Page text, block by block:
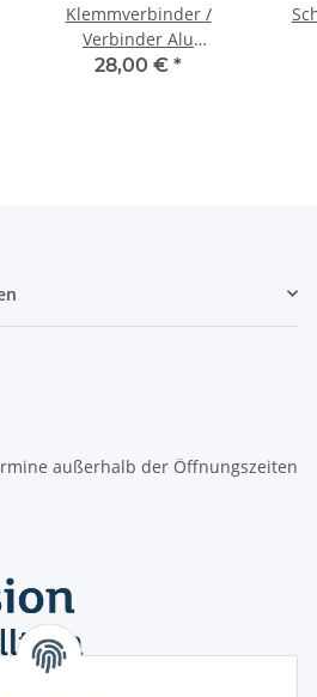
Klemmverbinder /
Verbinder Alu
Kugelflex®
28,00 € *
außerhalb der Öffnungszeiten